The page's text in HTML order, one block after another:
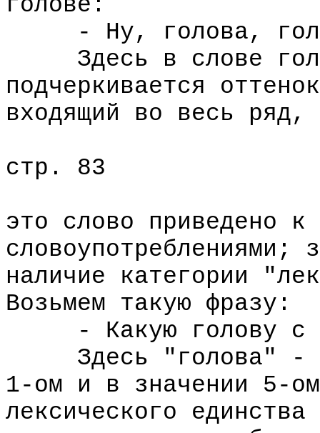
- Ну, голова,
Здесь в слове
подчеркивается
входящий во весь ряд,
стр. 83
это слово приведено к
словоупотреблениями;
наличие категории
Возьмем такую фразу:
- Какую голову с
Здесь "голова" -
1-ом и в значении 5-
лексического